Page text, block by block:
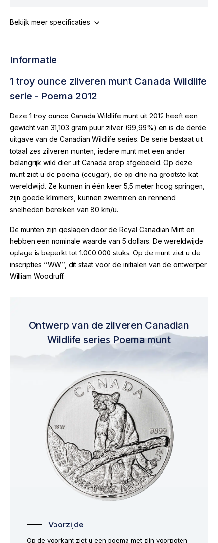
Bekijk meer specificaties
Informatie
1 troy ounce zilveren munt Canada Wildlife
serie - Poema 2012
Deze 1 troy ounce Canada Wildlife munt uit 2012 heeft een
gewicht van 31,103 gram puur zilver (99,99%) en is de derde
uitgave van de Canadian Wildlife series. De serie bestaat uit
totaal zes zilveren munten, iedere munt met een ander
belangrijk wild dier uit Canada erop afgebeeld. Op deze
munt ziet u de poema (cougar), de op drie na grootste kat
wereldwijd. Ze kunnen in één keer 5,5 meter hoog springen,
zijn goede klimmers, kunnen zwemmen en rennend
snelheden bereiken van 80 km/u.
De munten zijn geslagen door de Royal Canadian Mint en
hebben een nominale waarde van 5 dollars. De wereldwijde
oplage is beperkt tot 1.000.000 stuks. Op de munt ziet u de
inscripties ‘’WW’’, dit staat voor de initialen van de ontwerper
William Woodruff.
Ontwerp van de zilveren Canadian
Wildlife series Poema munt
Voorzijde
Op de voorkant ziet u een poema met zijn voorpoten